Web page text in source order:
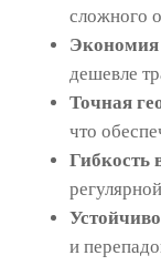
сложного
дешевле
Точная
что
Гибкость
и